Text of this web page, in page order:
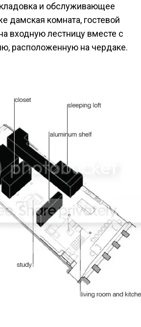
и обслуживающее
дамская комната, гостевой
входную лестницу вместе с
расположенную на чердаке.